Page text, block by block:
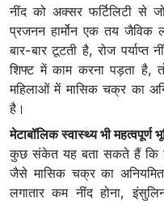
नींद को अक्सर फर्टिलिटी से
प्रजनन हार्मोन एक तय
बार-बार टूटती है, रोज
शिफ्ट में काम करना पड़ता है,
महिलाओं में मासिक चक्र का
है।
मेटाबॉलिक स्वास्थ्य भी महत्वपूर्ण
कुछ संकेत यह बता सकते हैं कि
जैसे मासिक चक्र का
लगातार कम नींद होना,